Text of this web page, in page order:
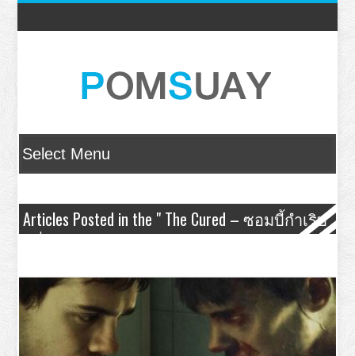
Articles Posted in the " The Cured – ซอมบี้กำเริบ
คลั่ง " Category